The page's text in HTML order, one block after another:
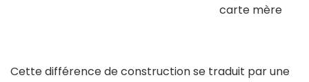
carte mère
Cette différence de construction se traduit par une